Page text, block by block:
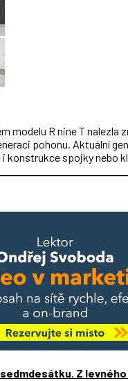
modelu R nine T
pohonu. Aktuální
i konstrukce spojky nebo
Z